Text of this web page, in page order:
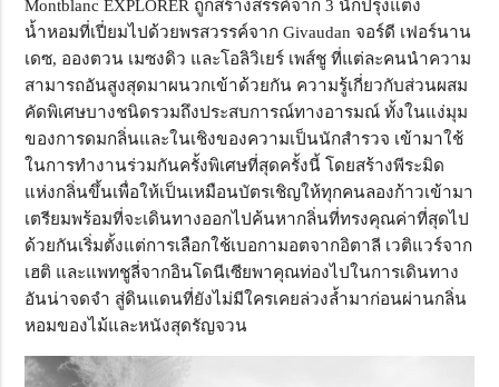
Montblanc EXPLORER ถูกสร้างสรรค์จาก 3 นักปรุงแต่ง
น้ำหอมที่เปี่ยมไปด้วยพรสวรรค์จาก Givaudan จอร์ดี เฟอร์นาน
เดซ, อองตวน เมซงดิว และโอลิวิเยร์ เพส์ชู ที่แต่ละคนนำความ
สามารถอันสูงสุดมาผนวกเข้าด้วยกัน ความรู้เกี่ยวกับส่วนผสม
คัดพิเศษบางชนิดรวมถึงประสบการณ์ทางอารมณ์ ทั้งในแง่มุม
ของการดมกลิ่นและในเชิงของความเป็นนักสำรวจ เข้ามาใช้
ในการทำงานร่วมกันครั้งพิเศษที่สุดครั้งนี้ โดยสร้างพีระมิด
แห่งกลิ่นขึ้นเพื่อให้เป็นเหมือนบัตรเชิญให้ทุกคนลองก้าวเข้ามา
เตรียมพร้อมที่จะเดินทางออกไปค้นหากลิ่นที่ทรงคุณค่าที่สุดไป
ด้วยกันเริ่มตั้งแต่การเลือกใช้เบอกามอตจากอิตาลี เวติแวร์จาก
เฮติ และแพทชูลี่จากอินโดนีเซียพาคุณท่องไปในการเดินทาง
อันน่าจดจำ สู่ดินแดนที่ยังไม่มีใครเคยล่วงล้ำมาก่อนผ่านกลิ่น
หอมของไม้และหนังสุดรัญจวน